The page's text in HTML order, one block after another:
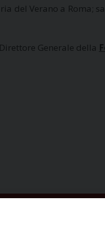
del Verano a Roma;
Direttore Generale della